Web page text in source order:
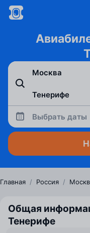
Выбрать даты
Главная / Россия /
Общая
Тенерифе